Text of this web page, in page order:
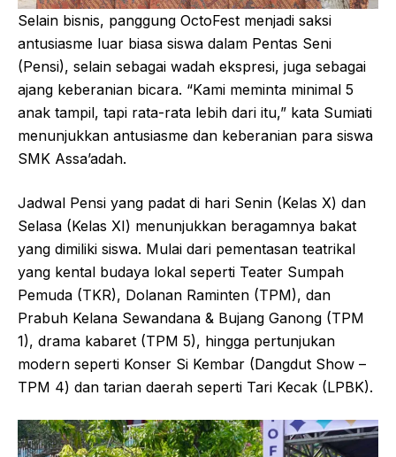
Selain bisnis, panggung OctoFest menjadi saksi
antusiasme luar biasa siswa dalam Pentas Seni
(Pensi), selain sebagai wadah ekspresi, juga sebagai
ajang keberanian bicara. “Kami meminta minimal 5
anak tampil, tapi rata-rata lebih dari itu,” kata Sumiati
menunjukkan antusiasme dan keberanian para siswa
SMK Assa’adah.
Jadwal Pensi yang padat di hari Senin (Kelas X) dan
Selasa (Kelas XI) menunjukkan beragamnya bakat
yang dimiliki siswa. Mulai dari pementasan teatrikal
yang kental budaya lokal seperti Teater Sumpah
Pemuda (TKR), Dolanan Raminten (TPM), dan
Prabuh Kelana Sewandana & Bujang Ganong (TPM
1), drama kabaret (TPM 5), hingga pertunjukan
modern seperti Konser Si Kembar (Dangdut Show –
TPM 4) dan tarian daerah seperti Tari Kecak (LPBK).